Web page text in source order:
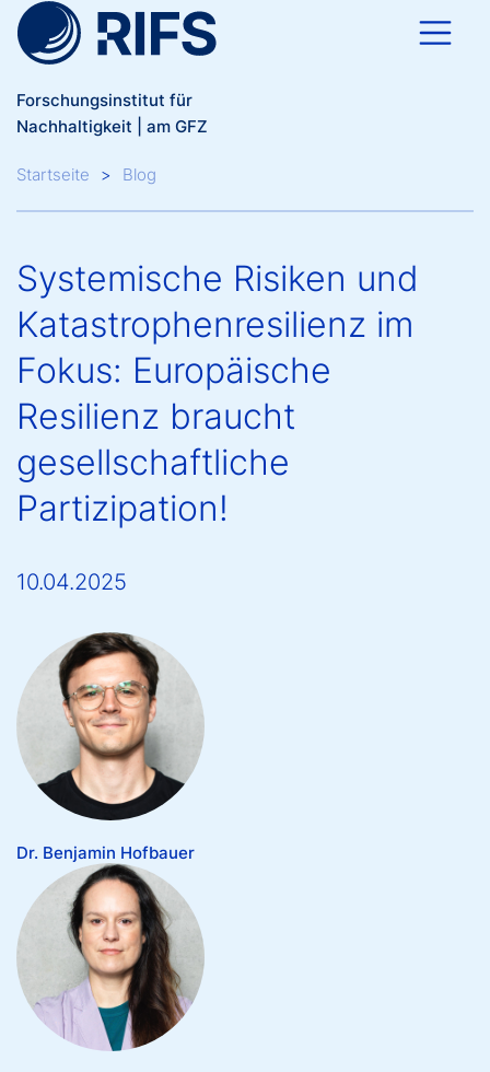
Direkt zum Inhalt
Forschungsinstitut für
Nachhaltigkeit | am GFZ
Breadcrumb
Startseite Blog
Systemische Risiken und
Katastrophenresilienz im
Fokus: Europäische
Resilienz braucht
gesellschaftliche
Partizipation!
10.04.2025
Dr. Benjamin Hofbauer